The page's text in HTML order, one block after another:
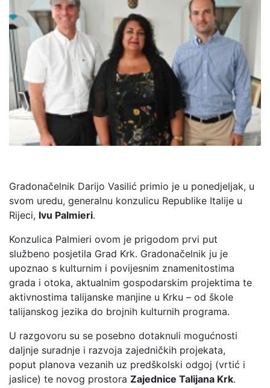
Gradonačelnik Darijo Vasilić primio je u ponedjeljak, u
svom uredu, generalnu konzulicu Republike Italije u
Rijeci, Ivu Palmieri.
Konzulica Palmieri ovom je prigodom prvi put
službeno posjetila Grad Krk. Gradonačelnik ju je
upoznao s kulturnim i povijesnim znamenitostima
grada i otoka, aktualnim gospodarskim projektima te
aktivnostima talijanske manjine u Krku – od škole
talijanskog jezika do brojnih kulturnih programa.
U razgovoru su se posebno dotaknuli mogućnosti
daljnje suradnje i razvoja zajedničkih projekata,
poput planova vezanih uz predškolski odgoj (vrtić i
jaslice) te novog prostora Zajednice Talijana Krk.